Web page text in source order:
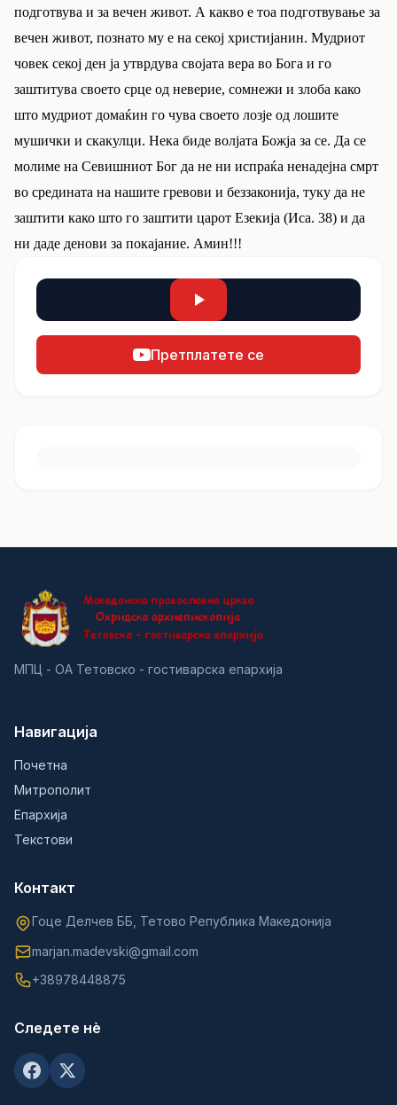
подготвува и за вечен живот. А какво е тоа подготвување за
вечен живот, познато му е на секој христијанин. Мудриот
човек секој ден ја утврдува својата вера во Бога и го
заштитува своето срце од неверие, сомнежи и злоба како
што мудриот домаќин го чува своето лозје од лошите
мушички и скакулци. Нека биде волјата Божја за се. Да се
молиме на Севишниот Бог да не ни испраќа ненадејна смрт
во средината на нашите гревови и беззаконија, туку да не
заштити како што го заштити царот Езекија (Иса. 38) и да
ни даде денови за покајание. Амин!!!
Претплатете се
МПЦ - ОА Тетовско - гостиварска епархија
Навигација
Почетна
Митрополит
Епархија
Текстови
Контакт
Гоце Делчев ББ, Тетово Република Македонија
marjan.madevski@gmail.com
+38978448875
Следете нè